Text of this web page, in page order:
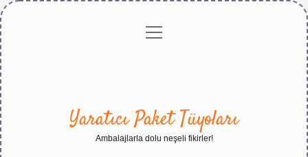
Gizlilikmenüyü
Yaratıcı Paket Tüyoları
Ambalajlarla dolu neşeli fikirler!